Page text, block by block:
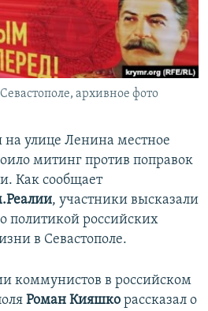
архивное фото
на улице Ленина местное
митинг против поправок
Как сообщает
, участники высказали
политикой российских
в Севастополе.
коммунистов в российском
Роман Кияшко рассказал о